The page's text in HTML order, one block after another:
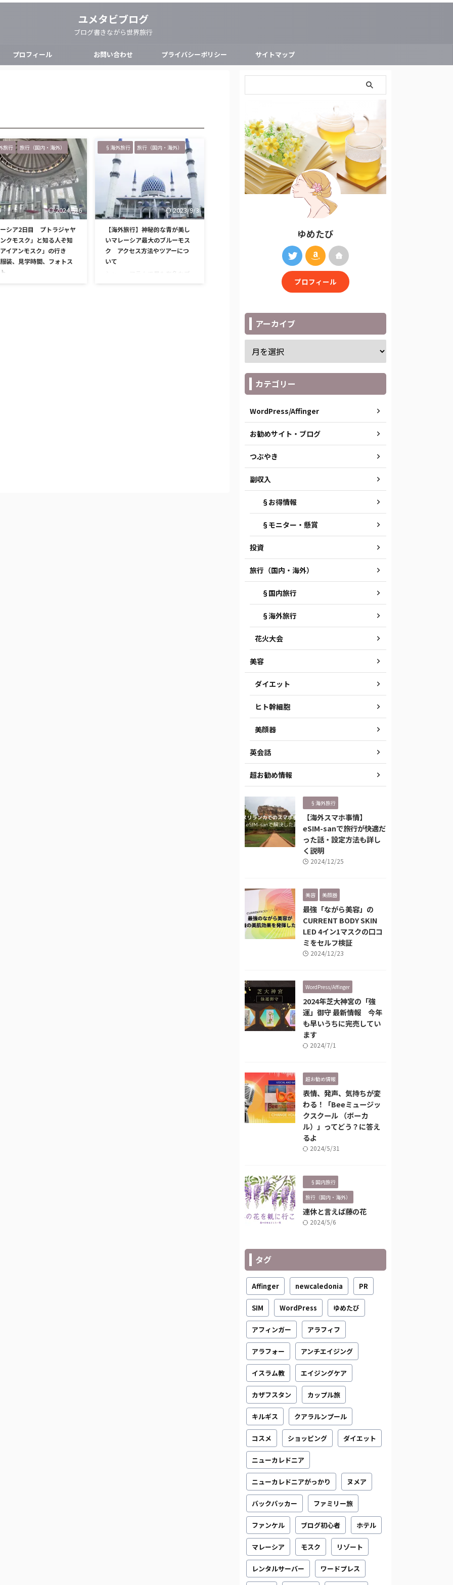
ユメタビブログ
ブログ書きながら世界旅行
プロフィール お問い合わせ プライバシーポリシー サイトマップ
旅行 旅行（国内・海外）
2024/5/6
シア2日目 プトラジャヤ
ンクモスク」と知る人ぞ知
イアンモスク」の行き
装、見学時間、フォトス
§海外旅行 旅行（国内・海外）
2023/9/3
【海外旅行】神秘的な青が美し
いマレーシア最大のブルーモス
ク アクセス方法やツアーにつ
いて
シャー・アラムで最も有名なブ
ゆめたび
プロフィール
アーカイブ
カテゴリー
WordPress/Affinger
お勧めサイト・ブログ
つぶやき
副収入
§お得情報
§モニター・懸賞
投資
旅行（国内・海外）
§国内旅行
§海外旅行
花火大会
美容
ダイエット
ヒト幹細胞
美顔器
英会話
超お勧め情報
§海外旅行
【海外スマホ事情】
eSIM-sanで旅行が快適だ
った話・設定方法も詳し
く説明
2024/12/25
美容 美顔器
最強「ながら美容」の
CURRENT BODY SKIN
LED 4イン1マスクの口コ
ミをセルフ検証
2024/12/23
WordPress/Affinger
2024年芝大神宮の「強
運」御守 最新情報 今年
も早いうちに完売してい
ます
2024/7/1
超お勧め情報
表情、発声、気持ちが変
わる！「Beeミュージッ
クスクール （ボーカ
ル）」ってどう？に答え
るよ
2024/5/31
§国内旅行
旅行（国内・海外）
連休と言えば藤の花
2024/5/6
タグ
Affinger newcaledonia PR
SIM WordPress ゆめたび
アフィンガー アラフィフ
アラフォー アンチエイジング
イスラム教 エイジングケア
カザフスタン カップル旅
キルギス クアラルンプール
コスメ ショッピング ダイエット
ニューカレドニア
ニューカレドニアがっかり ヌメア
バックパッカー ファミリー旅
ファンケル ブログ初心者 ホテル
マレーシア モスク リゾート
レンタルサーバー ワードプレス